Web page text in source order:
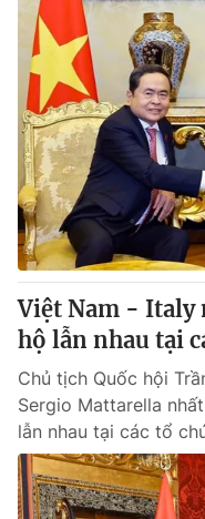
Việt Nam - Italy
hộ lẫn nhau tại
Chủ tịch Quốc hội
Sergio Mattarella
lẫn nhau tại các tổ